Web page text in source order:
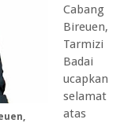
Cabang
Bireuen,
Tarmizi
Badai
ucapkan
selamat
atas